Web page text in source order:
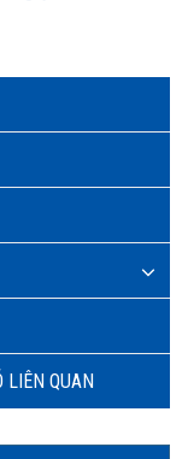
LIÊN QUAN